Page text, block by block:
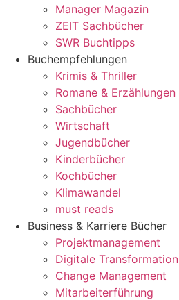
Manager Magazin
ZEIT Sachbücher
SWR Buchtipps
Buchempfehlungen
Krimis & Thriller
Romane & Erzählungen
Sachbücher
Wirtschaft
Jugendbücher
Kinderbücher
Kochbücher
Klimawandel
must reads
Business & Karriere Bücher
Projektmanagement
Digitale Transformation
Change Management
Mitarbeiterführung